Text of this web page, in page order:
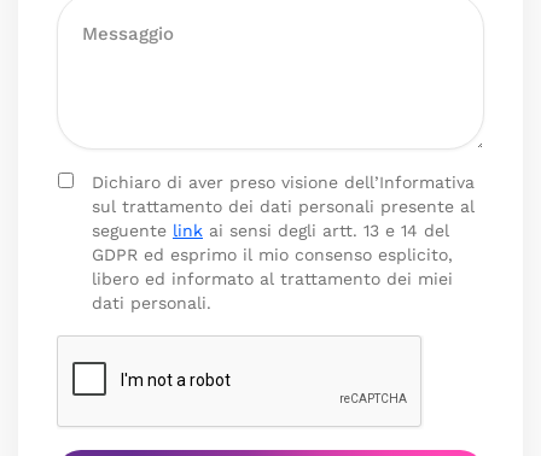
Dichiaro di aver preso visione dell’Informativa
sul trattamento dei dati personali presente al
seguente link ai sensi degli artt. 13 e 14 del
GDPR ed esprimo il mio consenso esplicito,
libero ed informato al trattamento dei miei
dati personali.